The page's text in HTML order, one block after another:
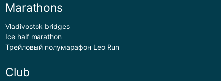
Marathons
Vladivostok bridges
Ice half marathon
Трейловый полумарафон Leo Run
Club